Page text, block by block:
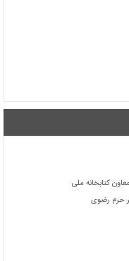
کتابخانه ملی
حرم رضوی